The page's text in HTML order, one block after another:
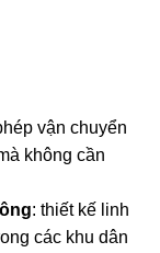
vận chuyển
không cần
: thiết kế linh
các khu dân